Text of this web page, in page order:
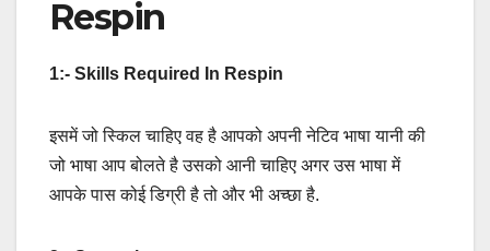
Respin
1:- Skills Required In Respin
इसमें जो स्किल चाहिए वह है आपको अपनी नेटिव भाषा यानी की
जो भाषा आप बोलते है उसको आनी चाहिए अगर उस भाषा में
आपके पास कोई डिग्री है तो और भी अच्छा है.